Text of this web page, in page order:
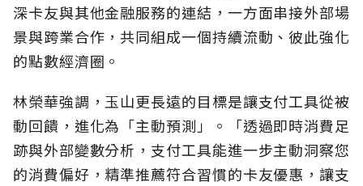
深卡友與其他金融服務的連結，一方面串接外部場
景與跨業合作，共同組成一個持續流動、彼此強化
的點數經濟圈。
林榮華強調，玉山更長遠的目標是讓支付工具從被
動回饋，進化為「主動預測」。「透過即時消費足
跡與外部變數分析，支付工具能進一步主動洞察您
的消費偏好，精準推薦符合習慣的卡友優惠，讓支